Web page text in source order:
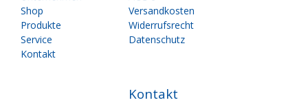
Shop
Produkte
Service
Kontakt
Versandkosten
Widerrufsrecht
Datenschutz
Kontakt